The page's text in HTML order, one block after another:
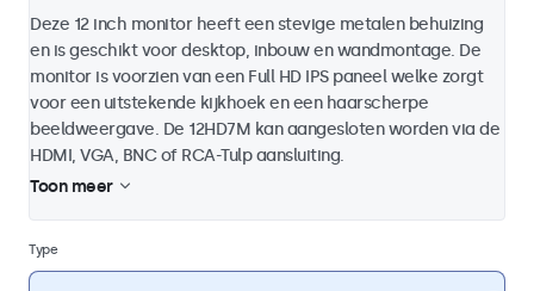
Deze 12 inch monitor heeft een stevige metalen behuizing
en is geschikt voor desktop, inbouw en wandmontage. De
monitor is voorzien van een Full HD IPS paneel welke zorgt
voor een uitstekende kijkhoek en een haarscherpe
beeldweergave. De 12HD7M kan aangesloten worden via de
HDMI, VGA, BNC of RCA-Tulp aansluiting.
Toon meer
Type